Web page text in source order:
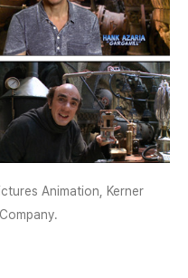
Animation, Kerner